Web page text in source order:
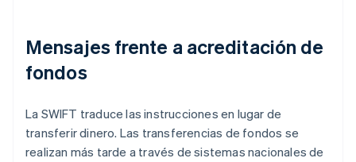
Mensajes frente a acreditación de
fondos
La SWIFT traduce las instrucciones en lugar de
transferir dinero. Las transferencias de fondos se
realizan más tarde a través de sistemas nacionales de